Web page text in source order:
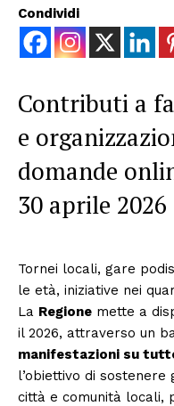
Condividi
Contributi a
e
domande
30 aprile 2026
Tornei locali, gare
le età, iniziative nei
La Regione mette a
il 2026, attraverso un
manifestazioni su
l’obiettivo di
città e comunità locali,